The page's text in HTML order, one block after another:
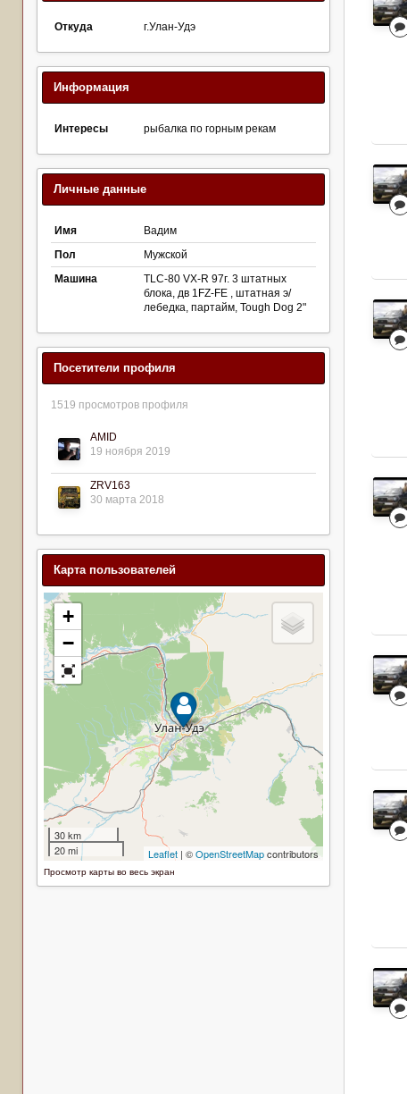
Откуда г.Улан-Удэ
Информация
Интересы рыбалка по горным рекам
Личные данные
Имя
Вадим
Пол
Мужской
Машина
TLC-80 VX-R 97г. 3 штатных
блока, дв 1FZ-FE , штатная э/
лебедка, партайм, Tough Dog 2"
Посетители профиля
1519 просмотров профиля
AMID
19 ноября 2019
ZRV163
30 марта 2018
Карта пользователей
Просмотр карты во весь экран